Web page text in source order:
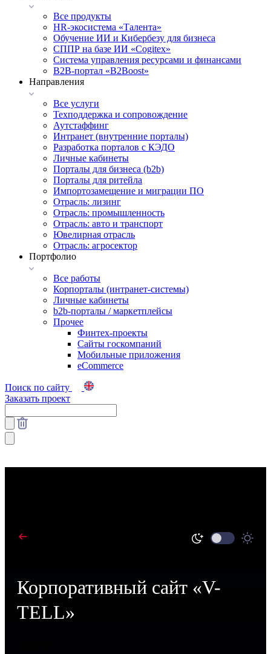
Все продукты
HR-экосистема «Талента»
Обучение ИИ и Кибербезу для бизнеса
СППР на базе ИИ «Cogitex»
Система управления ресурсами и финансами
B2B-портал «B2Boost»
Направления
Все услуги
Техподдержка и сопровождение
Аутстаффинг
Интранет (внутренние порталы)
Разработка порталов с КЭДО
Личные кабинеты
Порталы для бизнеса (b2b)
Порталы для ритейла
Импортозамещение и миграции ПО
Отрасль: лизинг
Отрасль: промышленность
Отрасль: авто и транспорт
Ювелирная отрасль
Отрасль: агросектор
Портфолио
Все работы
Корпорталы (интранет-системы)
Личные кабинеты
b2b-порталы / маркетплейсы
Прочее
Финтех-проекты
Сайты госкомпаний
Мобильные приложения
eCommerce
Поиск по сайту
Заказать проект
Корпоративный сайт «V-
TELL»